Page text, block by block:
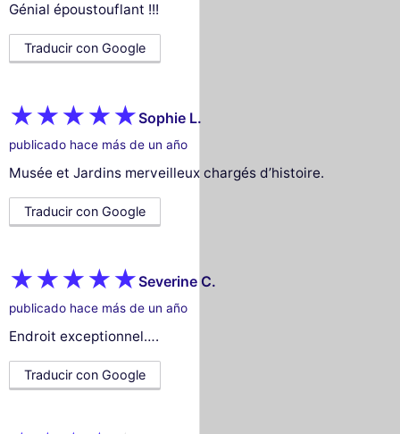
Génial époustouflant !!!
Traducir con Google
Sophie L.
publicado hace más de un año
Musée et Jardins merveilleux chargés d’histoire.
Traducir con Google
Severine C.
publicado hace más de un año
Endroit exceptionnel….
Traducir con Google